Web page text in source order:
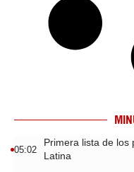
05:02
Primera lista de los
Latina